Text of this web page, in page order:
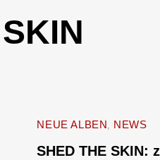
NEUE ALBEN NEWS
SHED THE SKIN: